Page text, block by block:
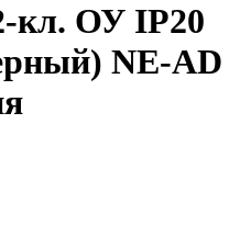
кл. ОУ IP20
NE-AD